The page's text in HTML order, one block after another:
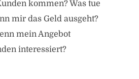
kommen? Was tue
mir das Geld ausgeht?
mein Angebot
interessiert?